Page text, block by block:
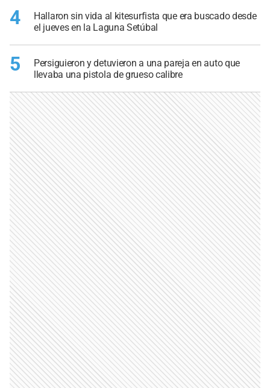
4
Hallaron sin vida al kitesurfista que era buscado desde
el jueves en la Laguna Setúbal
5
Persiguieron y detuvieron a una pareja en auto que
llevaba una pistola de grueso calibre